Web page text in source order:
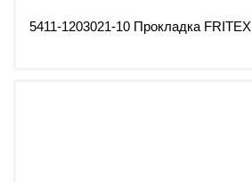
5411-1203021-10 Прокладка FRITEX